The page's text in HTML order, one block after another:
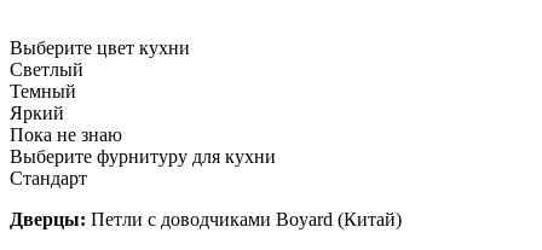
Выберите цвет кухни
Светлый
Темный
Яркий
Пока не знаю
Выберите фурнитуру для кухни
Стандарт
Дверцы: Петли с доводчиками Boyard (Китай)